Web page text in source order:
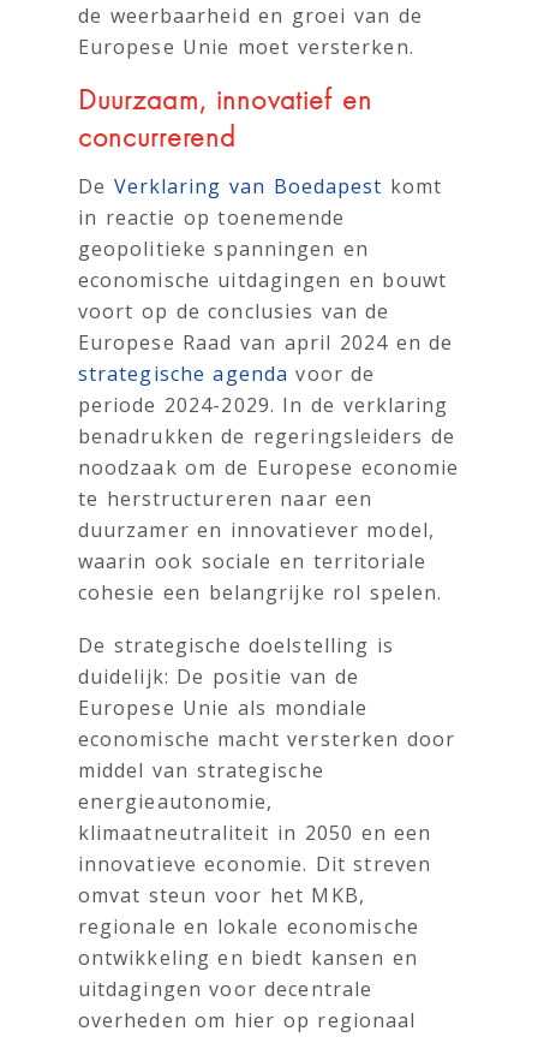
de weerbaarheid en groei van de
Europese Unie moet versterken.
Duurzaam, innovatief en
concurrerend
De Verklaring van Boedapest komt
in reactie op toenemende
geopolitieke spanningen en
economische uitdagingen en bouwt
voort op de conclusies van de
Europese Raad van april 2024 en de
strategische agenda voor de
periode 2024-2029. In de verklaring
benadrukken de regeringsleiders de
noodzaak om de Europese economie
te herstructureren naar een
duurzamer en innovatiever model,
waarin ook sociale en territoriale
cohesie een belangrijke rol spelen.
De strategische doelstelling is
duidelijk: De positie van de
Europese Unie als mondiale
economische macht versterken door
middel van strategische
energieautonomie,
klimaatneutraliteit in 2050 en een
innovatieve economie. Dit streven
omvat steun voor het MKB,
regionale en lokale economische
ontwikkeling en biedt kansen en
uitdagingen voor decentrale
overheden om hier op regionaal